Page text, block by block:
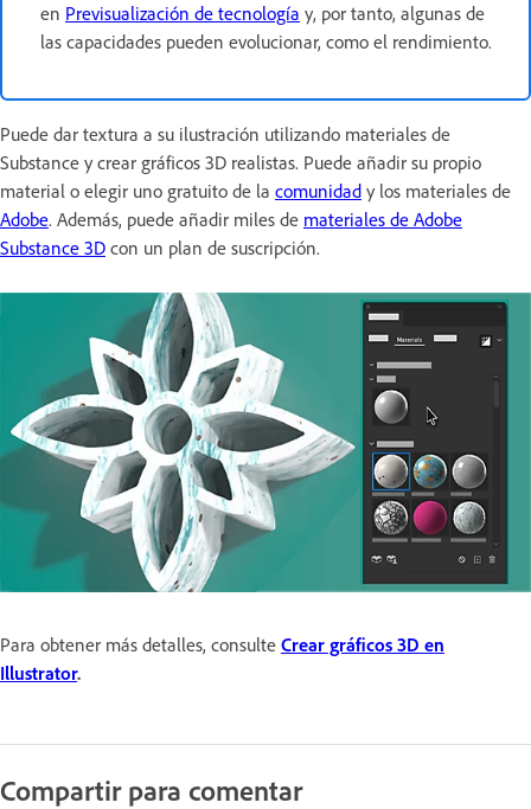
en Previsualización de tecnología y, por tanto, algunas de
las capacidades pueden evolucionar, como el rendimiento.
Puede dar textura a su ilustración utilizando materiales de
Substance y crear gráficos 3D realistas. Puede añadir su propio
material o elegir uno gratuito de la comunidad y los materiales de
Adobe. Además, puede añadir miles de materiales de Adobe
Substance 3D con un plan de suscripción.
Para obtener más detalles, consulte Crear gráficos 3D en
Illustrator.
Compartir para comentar